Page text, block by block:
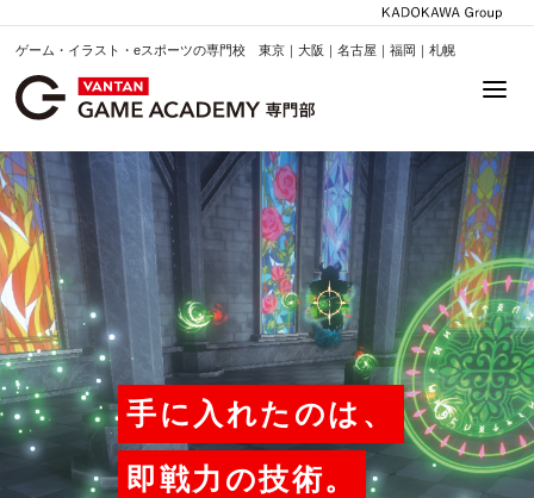
ゲーム・イラスト・eスポーツの専門校 東京｜大阪｜名古屋｜福岡｜札幌
手に入れたのは、
即戦力の技術。